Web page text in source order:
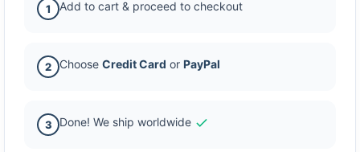
1 Add to cart & proceed to checkout
2 Choose Credit Card or PayPal
3 Done! We ship worldwide